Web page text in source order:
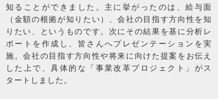
知ることができました。主に挙がったのは、給与面
（金額の根拠が知りたい）、会社の目指す方向性を知
りたい、というものです。次にその結果を基に分析レ
ポートを作成し、皆さんへプレゼンテーションを実
施。会社の目指す方向性や将来に向けた提案をお伝え
した上で、具体的な「事業改革プロジェクト」がス
タートしました。